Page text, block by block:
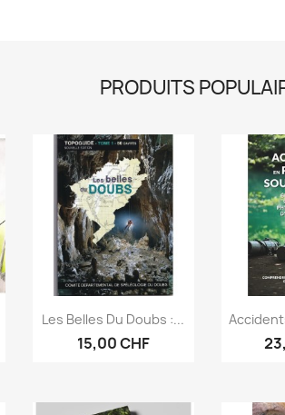
PRODUITS
Aperçu rapide
Les Belles Du Doubs :...
15,00 CHF
